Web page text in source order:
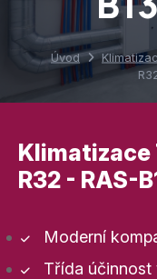
Úvod
Klimatizace
R32 - RAS-
Moderní
Třída účinnost